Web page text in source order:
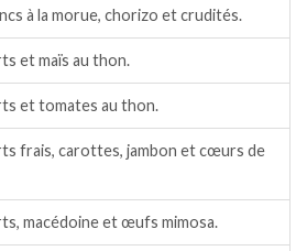
à la morue, chorizo et crudités.
et maïs au thon.
et tomates au thon.
frais, carottes, jambon et cœurs de
macédoine et œufs mimosa.